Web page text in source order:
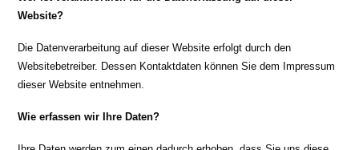
Website?
Die Datenverarbeitung auf dieser Website erfolgt durch den
Websitebetreiber. Dessen Kontaktdaten können Sie dem Impressum
dieser Website entnehmen.
Wie erfassen wir Ihre Daten?